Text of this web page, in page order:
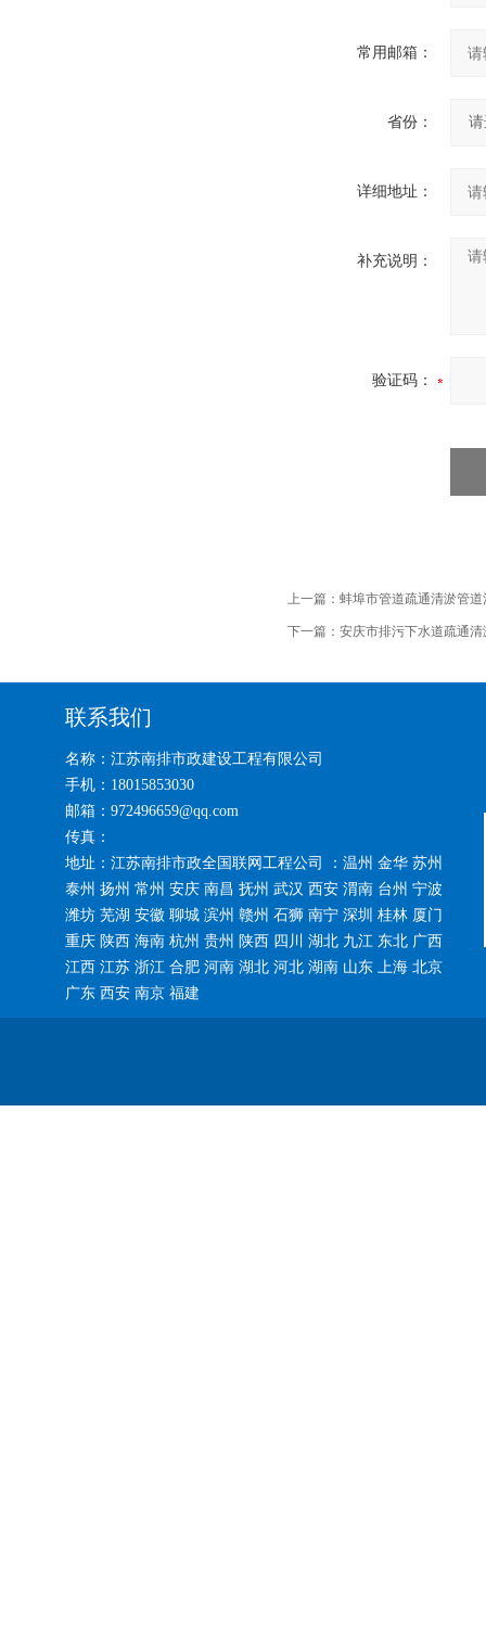
常用邮箱：
省份：
详细地址：
补充说明：
验证码：
上一篇： 蚌埠市管道疏通清淤管道
下一篇： 安庆市排污下水道疏通
联系我们
名称：江苏南排市政建设工程有限公司
手机：18015853030
邮箱：972496659@qq.com
传真：
地址：江苏南排市政全国联网工程公司 ：温州 金华 苏州
泰州 扬州 常州 安庆 南昌 抚州 武汉 西安 渭南 台州 宁波
潍坊 芜湖 安徽 聊城 滨州 赣州 石狮 南宁 深圳 桂林 厦门
重庆 陕西 海南 杭州 贵州 陕西 四川 湖北 九江 东北 广西
江西 江苏 浙江 合肥 河南 湖北 河北 湖南 山东 上海 北京
广东 西安 南京 福建